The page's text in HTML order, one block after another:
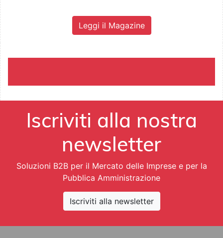
Leggi il Magazine
Iscriviti alla nostra
newsletter
Soluzioni B2B per il Mercato delle Imprese e per la
Pubblica Amministrazione
Iscriviti alla newsletter